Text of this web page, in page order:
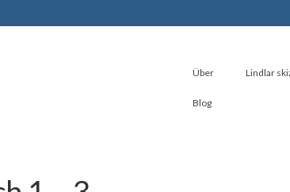
Über Lindlar
Blog